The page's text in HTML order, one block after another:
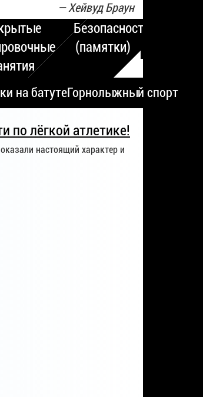
—Хейвуд Браун
Безопасность
(памятки)
на батутеГорнолыжный спорт
по лёгкой атлетике!
настоящий характер и